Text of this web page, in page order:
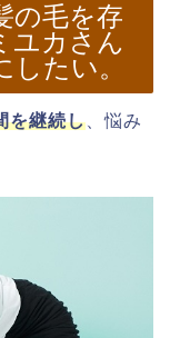
の毛を存
ユカさん
たい。
を継続し 、悩み